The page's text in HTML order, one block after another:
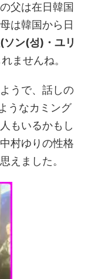
父は在日韓国
は韓国から日
ソン(성)・ユリ
ませんね。
うで、話しの
うなカミング
もいるかもし
村ゆりの性格
えました。